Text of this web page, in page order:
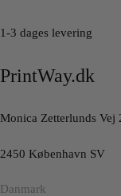
1-3 dages levering
PrintWay.dk
Monica Zetterlunds Vej
2450 København SV
Danmark